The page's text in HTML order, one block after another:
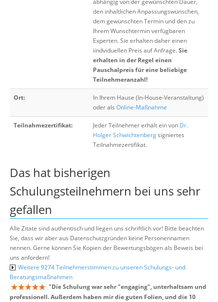
abhängig von der gewünschten Dauer,
den inhaltlichen Anpassungswünschen,
dem gewünschten Termin und den zu
Ihrem Wunschtermin verfügbaren
Experten. Sie erhalten daher einen
iindviduellen Preis auf Anfrage.Sie
erhalten in der Regel einen
Pauschalpreis für eine beliebige
Teilnehmeranzahl!
Ort:
In Ihrem Hause (In-House-Veranstaltung)
oder als Online-Maßnahme
Teilnahmezertifikat: Jeder Teilnehmer erhält ein von Dr.
Holger Schwichtenbergsigniertes
Teilnahmezertifikat.
Das hat bisherigen
Schulungsteilnehmern bei uns sehr
gefallen
Alle Zitate sind authentisch und liegen uns schriftlich vor! Bitte beachten
Sie, dass wir aber aus Datenschutzgründen keine Personennamen
nennen. Gerne können Sie Kopien der Bewertungsbögen als Beweis bei
uns anfordern!
Weitere 9274 Teilnehmerstimmen zu unseren Schulungs- und
Beratungsmaßnahmen
"Die Schulung war sehr "engaging", unterhaltsam und
professionell. Außerdem haben mir die guten Folien, und die 10